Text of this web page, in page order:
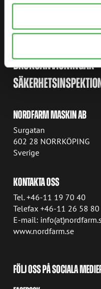
AVANT TECNO
AVANT POWER
BRUKSANVISNINGAR
NORDFARM MASKIN AB
Surgatan
602 28 NORRKÖPING
Sverige
KONTAKTA OSS
Tel. +46-11 19 70 40
Telefax +46-11 26 58 80
E-mail:
www.nordfarm.se
FÖLJ OSS PÅ SOCIALA